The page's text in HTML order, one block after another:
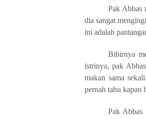
Pak Abbas
dia sangat
ini adalah
Bibirnya
istrinya, pak
makan sama
pernah tahu kapan
Pak Abbas